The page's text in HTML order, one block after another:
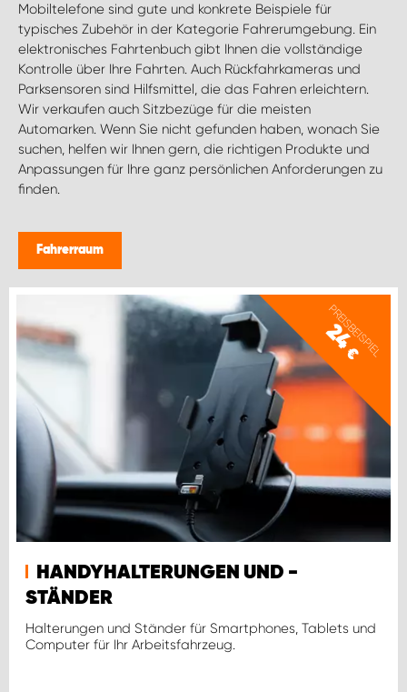
Mobiltelefone sind gute und konkrete Beispiele für
typisches Zubehör in der Kategorie Fahrerumgebung. Ein
elektronisches Fahrtenbuch gibt Ihnen die vollständige
Kontrolle über Ihre Fahrten. Auch Rückfahrkameras und
Parksensoren sind Hilfsmittel, die das Fahren erleichtern.
Wir verkaufen auch Sitzbezüge für die meisten
Automarken. Wenn Sie nicht gefunden haben, wonach Sie
suchen, helfen wir Ihnen gern, die richtigen Produkte und
Anpassungen für Ihre ganz persönlichen Anforderungen zu
finden.
Fahrerraum
PREISBEISPIEL
24
€
HANDYHALTERUNGEN UND -
STÄNDER
Halterungen und Ständer für Smartphones, Tablets und
Computer für Ihr Arbeitsfahrzeug.